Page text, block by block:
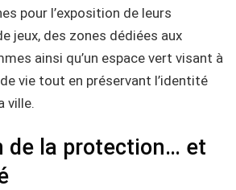
pour l’exposition de leurs
jeux, des zones dédiées aux
ainsi qu’un espace vert visant à
vie tout en préservant l’identité
ville.
de la protection… et